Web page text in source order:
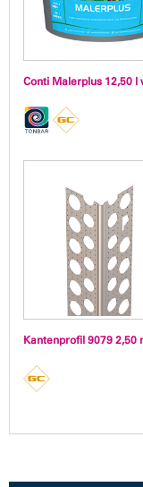
Conti Malerplus 12,50 l
Kantenprofil 9079 2,50